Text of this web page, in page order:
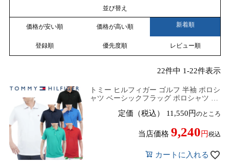
並び替え
価格が安い順 価格が高い順 新着順
登録順 優先度順 レビュー順
22件中 1-22件表示
トミー ヒルフィガー ゴルフ 半袖 ポロシ
ャツ ベーシックフラッグ ポロシャツ メ
2026年春夏モデル TOMMY HILFIGER
定価（税込） 11,550 のところ
当店価格 9,240 税込
カートに入れる